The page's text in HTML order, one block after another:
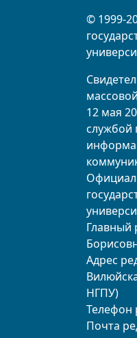
© 1999-
12 мая
службой
Главный
Адрес
НГПУ)
Телефон
Почта